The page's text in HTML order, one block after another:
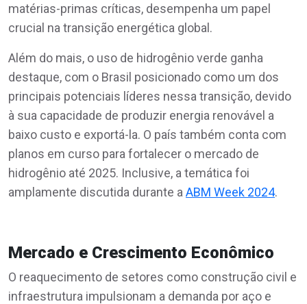
matérias-primas críticas, desempenha um papel
crucial na transição energética global.
Além do mais, o uso de hidrogênio verde ganha
destaque, com o Brasil posicionado como um dos
principais potenciais líderes nessa transição, devido
à sua capacidade de produzir energia renovável a
baixo custo e exportá-la. O país também conta com
planos em curso para fortalecer o mercado de
hidrogênio até 2025. Inclusive, a temática foi
amplamente discutida durante a ABM Week 2024.
Mercado e Crescimento Econômico
O reaquecimento de setores como construção civil e
infraestrutura impulsionam a demanda por aço e